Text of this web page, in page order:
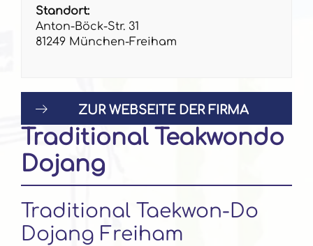
Standort:
Anton-Böck-Str. 31
81249 München-Freiham
ZUR WEBSEITE DER FIRMA
Traditional Teakwondo
Dojang
Traditional Taekwon-Do
Dojang Freiham